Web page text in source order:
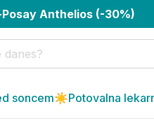
Posay Anthelios (-30%)
soncem☀️Potovalna